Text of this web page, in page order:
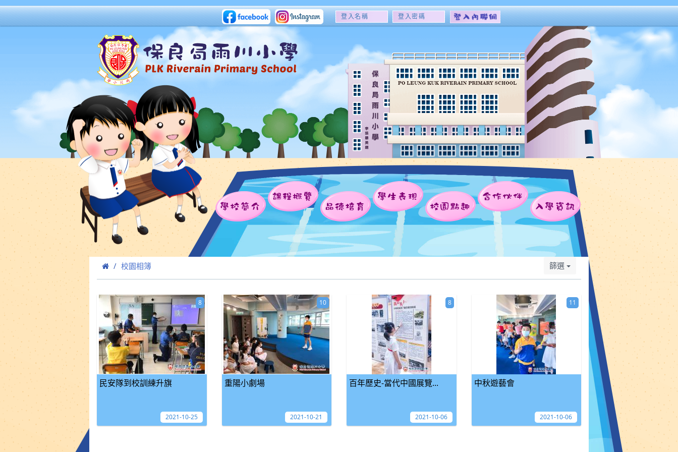
登
名
稱
登
密
碼
學校簡介
課程概覽
品德培育
學生表現
校園點趣
合作伙伴
入學資訊
校園相簿 篩選
民安隊到校訓練升旗
8
2021-10-25
重陽小劇場
10
2021-10-21
百年歷史-當代中國展覽...
8
2021-10-06
中秋遊藝會
11
2021-10-06